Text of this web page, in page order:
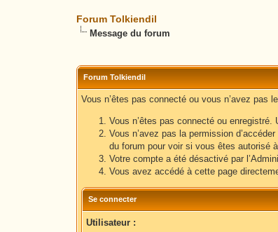
Forum Tolkiendil
Message du forum
Forum Tolkiendil
Vous n’êtes pas connecté ou vous n’avez pas
Vous n’êtes pas connecté ou
Vous n’avez pas la permission
du forum pour voir si vous êtes autorisé
Votre compte a été désactivé par
Vous avez accédé à cette page
Se connecter
Utilisateur :